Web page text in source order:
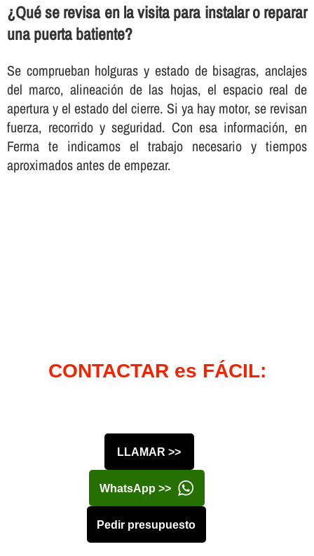
¿Qué se revisa en la visita para instalar o reparar
una puerta batiente?
Se comprueban holguras y estado de bisagras, anclajes
del marco, alineación de las hojas, el espacio real de
apertura y el estado del cierre. Si ya hay motor, se revisan
fuerza, recorrido y seguridad. Con esa información, en
Ferma te indicamos el trabajo necesario y tiempos
aproximados antes de empezar.
CONTACTAR es FÁCIL:
LLAMAR >>
WhatsApp >>
Pedir presupuesto